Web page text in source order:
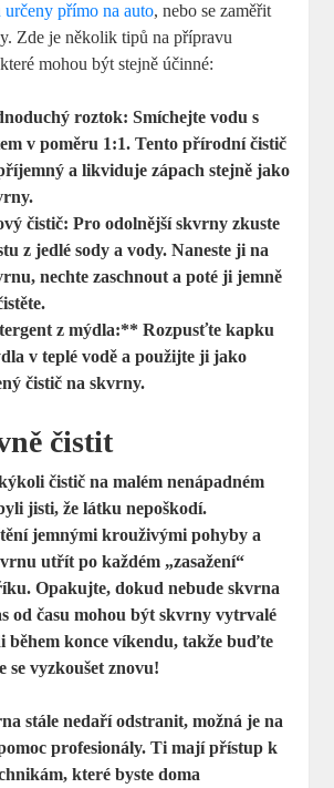
určeny přímo na auto, nebo se zaměřit
Zde je několik tipů na přípravu
mohou být stejně účinné:
roztok: Smíchejte vodu s
v poměru 1:1. Tento přírodní čistič
a likviduje zápach stejně jako
čistič: Pro odolnější skvrny zkuste
z jedlé sody a vody. Naneste ji na
nechte zaschnout a poté ji jemně
z mýdla:** Rozpusťte kapku
v teplé vodě a použijte ji jako
čistič na skvrny.
čistit
čistič na malém nenápadném
jisti, že látku nepoškodí.
jemnými krouživými pohyby a
utřít po každém „zasažení“
Opakujte, dokud nebude skvrna
od času mohou být skvrny vytrvalé
během konce víkendu, takže buďte
se vyzkoušet znovu!
stále nedaří odstranit, možná je na
profesionály. Ti mají přístup k
které byste doma